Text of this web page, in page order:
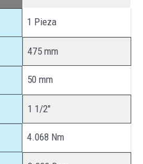
1 Pieza
475 mm
50 mm
1 1/2″
4.068 Nm